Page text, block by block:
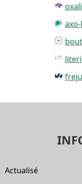
Actualisé